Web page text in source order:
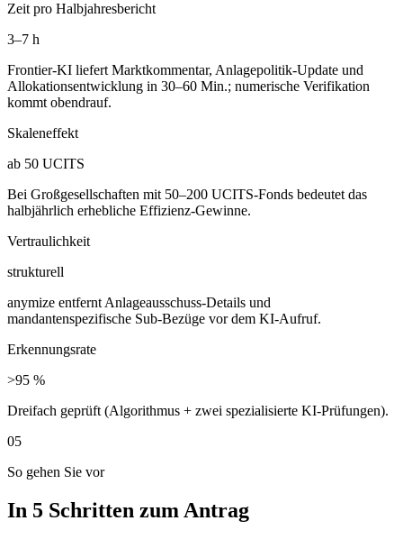
Zeit pro Halbjahresbericht
3–7 h
Frontier-KI liefert Marktkommentar, Anlagepolitik-Update und
Allokationsentwicklung in 30–60 Min.; numerische Verifikation
kommt obendrauf.
Skaleneffekt
ab 50 UCITS
Bei Großgesellschaften mit 50–200 UCITS-Fonds bedeutet das
halbjährlich erhebliche Effizienz-Gewinne.
Vertraulichkeit
strukturell
anymize entfernt Anlageausschuss-Details und
mandantenspezifische Sub-Bezüge vor dem KI-Aufruf.
Erkennungsrate
>95 %
Dreifach geprüft (Algorithmus + zwei spezialisierte KI-Prüfungen).
05
So gehen Sie vor
In 5 Schritten zum Antrag